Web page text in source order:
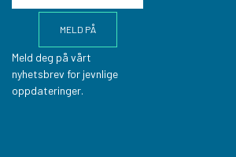
Meld deg på vårt
nyhetsbrev for jevnlige
oppdateringer.